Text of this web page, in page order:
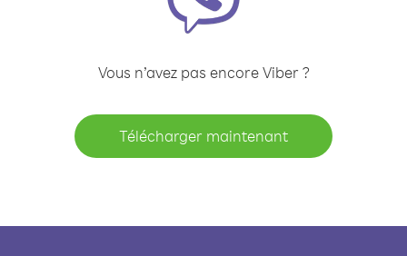
Vous n’avez pas encore Viber ?
Télécharger maintenant